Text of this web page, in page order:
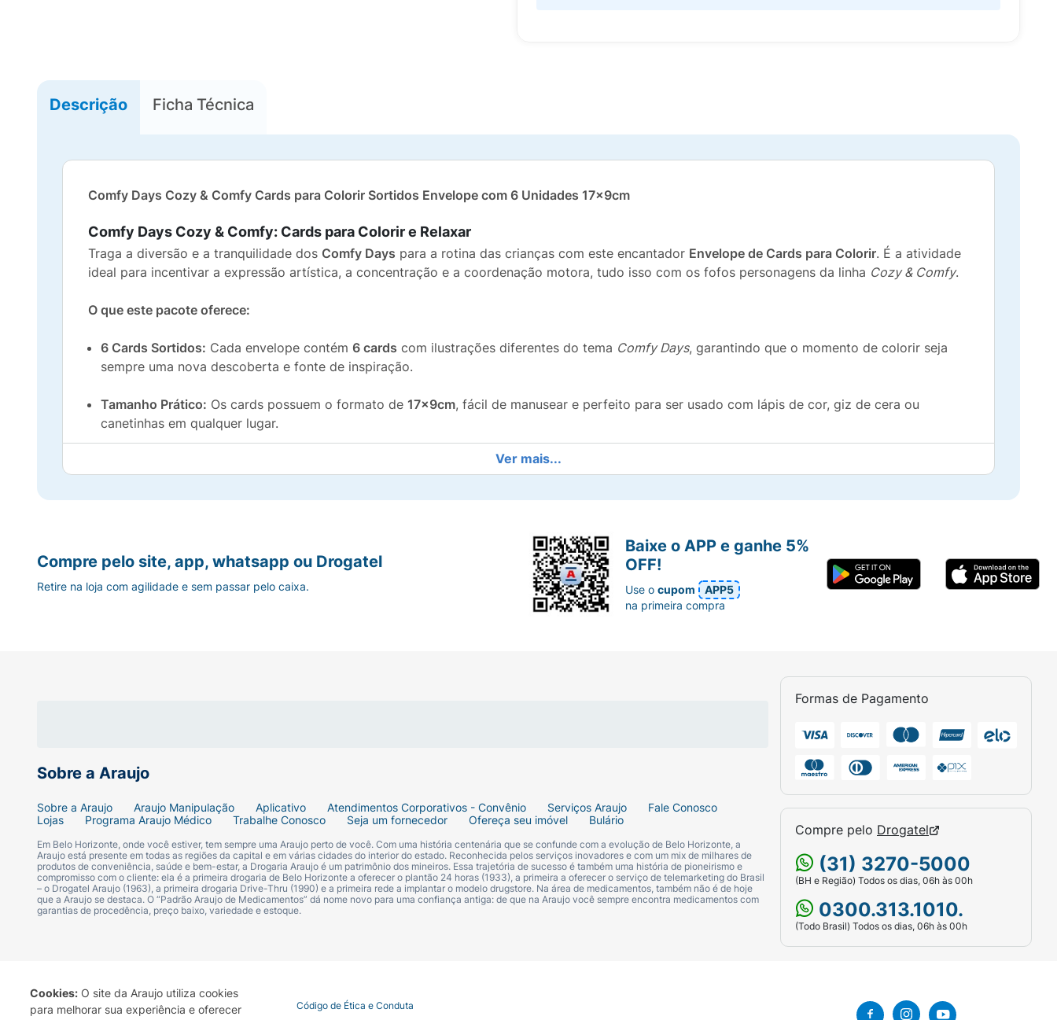
Cookies: O site da Araujo utiliza cookies
para melhorar sua experiência e oferecer
Descrição Ficha Técnica
Comfy Days Cozy & Comfy Cards para Colorir Sortidos Envelope com 6 Unidades 17x9cm
Comfy Days Cozy & Comfy: Cards para Colorir e Relaxar
Traga a diversão e a tranquilidade dos Comfy Days para a rotina das crianças com este encantador Envelope de Cards para Colorir. É a atividade
ideal para incentivar a expressão artística, a concentração e a coordenação motora, tudo isso com os fofos personagens da linha Cozy & Comfy.
O que este pacote oferece:
6 Cards Sortidos: Cada envelope contém 6 cards com ilustrações diferentes do tema Comfy Days, garantindo que o momento de colorir seja
sempre uma nova descoberta e fonte de inspiração.
Tamanho Prático: Os cards possuem o formato de 17x9cm, fácil de manusear e perfeito para ser usado com lápis de cor, giz de cera ou
canetinhas em qualquer lugar.
Colorir é uma excelente ferramenta lúdica para aprimorar a coordenação motora fina, a percepção de cores e
estimular a imaginação.
Garanta momentos de lazer criativo e aconchegante com os Cards para Colorir Comfy Days Cozy & Comfy
Cards para Colorir Comfy Days, Envelope Cards Sortidos, Desenho para Pintar Infantil, Lembrancinha para
Ver mais...
Sobre a Araujo
Sobre a Araujo Araujo Manipulação Aplicativo Atendimentos Corporativos - Convênio Serviços Araujo
Fale Conosco
Lojas
Programa Araujo Médico Trabalhe Conosco Seja um fornecedor Ofereça seu imóvel Bulário
Em Belo Horizonte, onde você estiver, tem sempre uma Araujo perto de você. Com uma história centenária que se confunde com a evolução de Belo Horizonte, a
Araujo está presente em todas as regiões da capital e em várias cidades do interior do estado. Reconhecida pelos serviços inovadores e com um mix de milhares de
produtos de conveniência, saúde e bem-estar, a Drogaria Araujo é um patrimônio dos mineiros. Essa trajetória de sucesso é também uma história de pioneirismo e
compromisso com o cliente: ela é a primeira drogaria de Belo Horizonte a oferecer o plantão 24 horas (1933), a primeira a oferecer o serviço de telemarketing do Brasil
– o Drogatel Araujo (1963), a primeira drogaria Drive-Thru (1990) e a primeira rede a implantar o modelo drugstore. Na área de medicamentos, também não é de hoje
que a Araujo se destaca. O “Padrão Araujo de Medicamentos” dá nome novo para uma confiança antiga: de que na Araujo você sempre encontra medicamentos com
garantias de procedência, preço baixo, variedade e estoque.
Formas de Pagamento
Compre pelo Drogatel
(31) 3270-5000
(BH e Região) Todos os dias, 06h às 00h
0300.313.1010.
(Todo Brasil) Todos os dias, 06h às 00h
Compre pelo site, app, whatsapp ou Drogatel
Retire na loja com agilidade e sem passar pelo caixa.
Baixe o APP e ganhe 5%
OFF!
Use ocupom
APP5
na primeira compra
Termo de Uso Portal da Privacidade Covid-19 Código de Ética e Conduta